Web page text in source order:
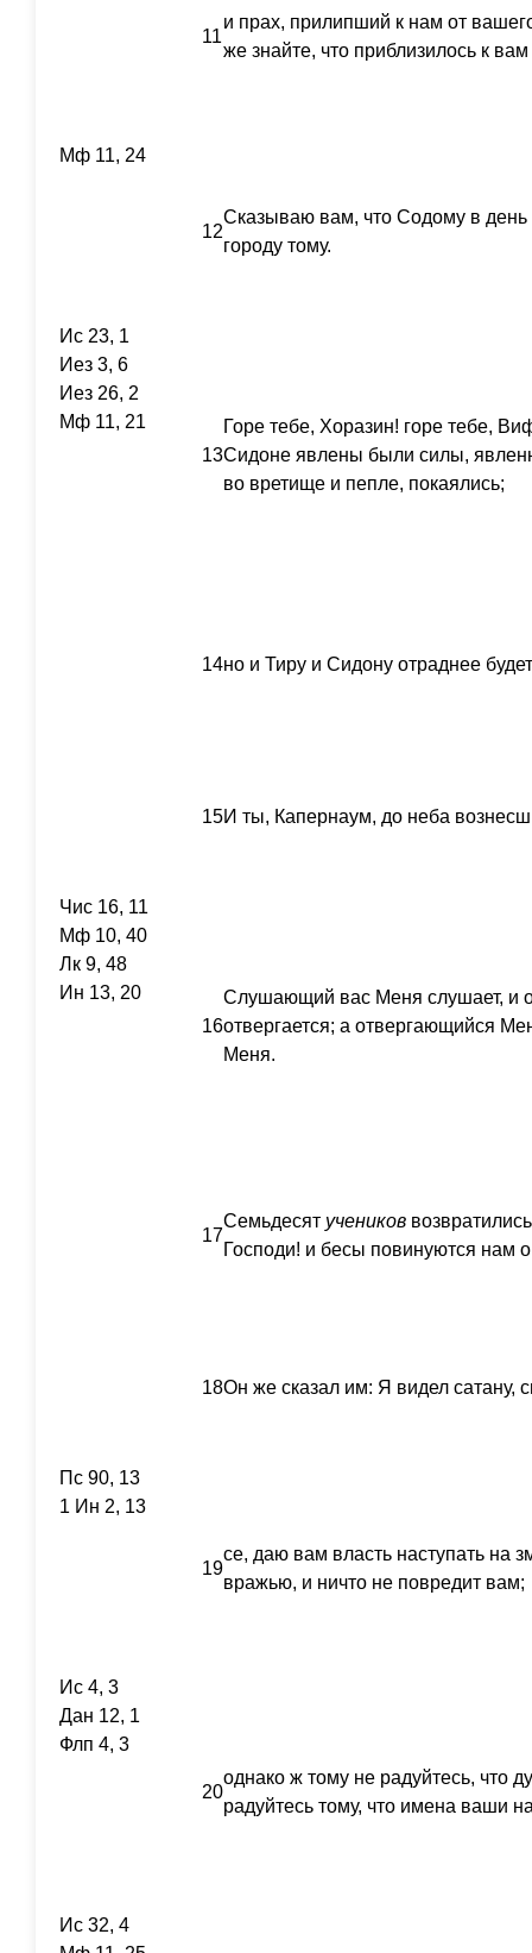
11
и прах, прилипший к нам от
же знайте, что приблизилось к
Мф 11, 24
12
Сказываю вам, что Содому в день
городу тому.
Ис 23, 1
Иез 3, 6
Иез 26, 2
Мф 11, 21
13
Горе тебе, Хоразин! горе тебе,
Сидоне явлены были силы,
во вретище и пепле, покаялись;
14но и Тиру и Сидону отраднее
15И ты, Капернаум, до неба
Чис 16, 11
Мф 10, 40
Лк 9, 48
Ин 13, 20
16
Слушающий вас Меня слушает, и
отвергается; а отвергающийся
Меня.
17
Семьдесят учеников
Господи! и бесы повинуются нам
18Он же сказал им: Я видел сатану,
Пс 90, 13
1 Ин 2, 13
19
се, даю вам власть наступать на
вражью, и ничто не повредит вам;
Ис 4, 3
Дан 12, 1
Флп 4, 3
20
однако ж тому не радуйтесь, что
радуйтесь тому, что имена ваши
Ис 32, 4